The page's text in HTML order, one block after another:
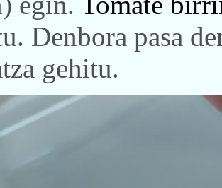
Denbora pasa
gehitu.